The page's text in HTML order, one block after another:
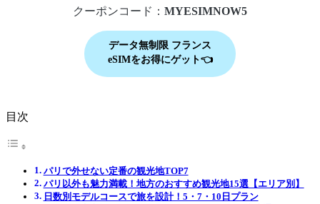
クーポンコード： MYESIMNOW5
データ無制限 フランス
eSIMをお得にゲット👈
目次
パリで外せない定番の観光地TOP7
パリ以外も魅力満載！地方のおすすめ観光地15選【エリア別】
日数別モデルコースで旅を設計！5・7・10日プラン